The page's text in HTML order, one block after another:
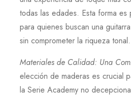
todas las edades. Esta forma es
para quienes buscan una
sin comprometer la riqueza tonal.
Materiales de Calidad: Una
elección de maderas es crucial
la Serie Academy no